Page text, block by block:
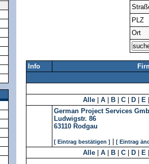
PLZ
Ort
Info
Alle A B C D E
German Project Services
Ludwigstr. 86
63110 Rodgau
[ Eintrag bestätigen ] [ Eintrag
Alle A B C D E